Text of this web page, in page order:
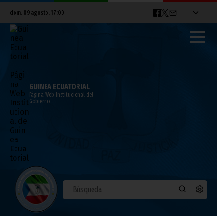
dom. 09 agosto, 17:00
GUINEA ECUATORIAL
Página Web Institucional del
Gobierno
El Presidente recibe a una delegación de
la República de Congo Brazzaville
diciembre 24, 2010
Noticias Presidencia